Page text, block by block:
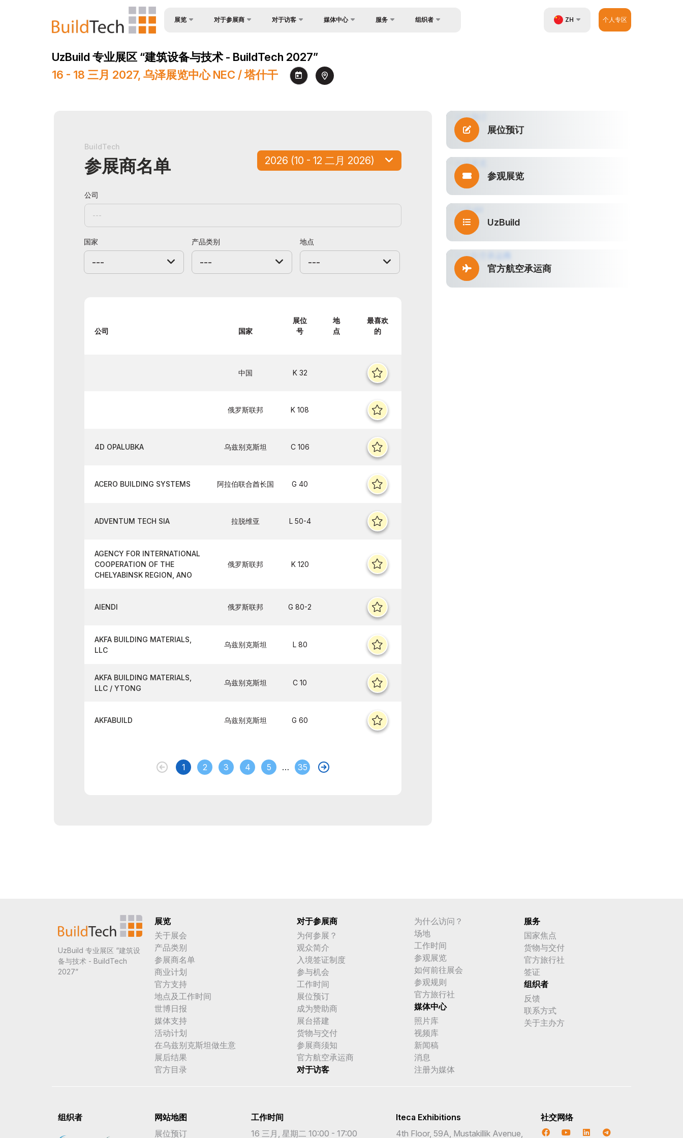
展览
产品类别
参展商名单
世博日报
官方目录
对于参展商
观众简介
入境签证制度
对于访客
场地
工作时间
官方旅行社
媒体中心
新闻稿
服务 组织者 ZH 个人专区
UzBuild 专业展区 “建筑设备与技术 - BuildTech 2027”
16 - 18 三月 2027, 乌泽展览中心 NEC / 塔什干
BuildTech
参展商名单 2026 (10 - 12 二月 2026)
公司
国家
---
产品类别
---
地点
---
公司 国家
展位
号
地
点
最喜欢
的
中国 K 32
俄罗斯联邦 K 108
4D OPALUBKA 乌兹别克斯坦 C 106
ACERO BUILDING SYSTEMS 阿拉伯联合酋长国 G 40
ADVENTUM TECH SIA 拉脱维亚 L 50-4
AGENCY FOR INTERNATIONAL
COOPERATION OF THE
CHELYABINSK REGION, ANO
俄罗斯联邦 K 120
AIENDI 俄罗斯联邦 G 80-2
AKFA BUILDING MATERIALS,
LLC
乌兹别克斯坦 L 80
AKFA BUILDING MATERIALS,
LLC / YTONG
乌兹别克斯坦 C 10
AKFABUILD 乌兹别克斯坦 G 60
1 2 3 4 5 … 35
展位预订
参观展览
UzBuild
官方航空承运商
UzBuild 专业展区 “建筑设
备与技术 - BuildTech
2027”
展览
关于展会
产品类别
参展商名单
商业计划
官方支持
地点及工作时间
世博日报
媒体支持
活动计划
在乌兹别克斯坦做生意
展后结果
官方目录
对于参展商
为何参展？
观众简介
入境签证制度
参与机会
工作时间
展位预订
成为赞助商
展台搭建
货物与交付
参展商须知
官方航空承运商
对于访客
为什么访问？
场地
工作时间
参观展览
如何前往展会
参观规则
官方旅行社
媒体中心
照片库
视频库
新闻稿
消息
注册为媒体
服务
国家焦点
货物与交付
官方旅行社
签证
组织者
反馈
联系方式
关于主办方
组织者
网站地图
展位预订
工作时间
16 三月, 星期二 10:00 - 17:00
Iteca Exhibitions
4th Floor, 59A, Mustakillik Avenue,
社交网络